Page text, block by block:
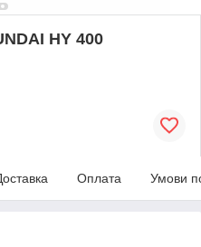
HY 400
Оплата Умови